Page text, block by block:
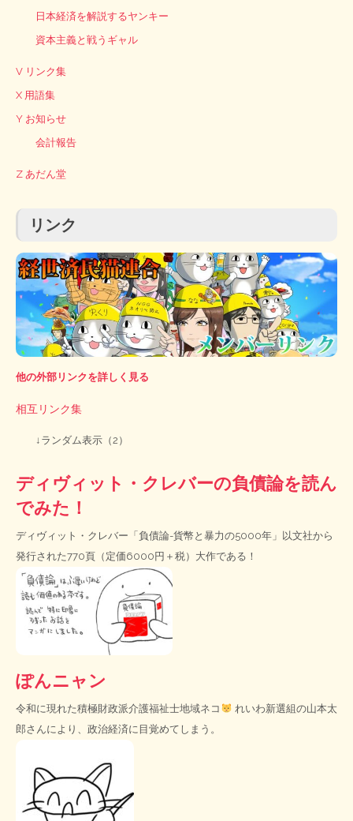
日本経済を解説するヤンキー
資本主義と戦うギャル
V リンク集
X 用語集
Y お知らせ
会計報告
Z あだん堂
リンク
他の外部リンクを詳しく見る
相互リンク集
↓ランダム表示（2）
ディヴィット・クレバーの負債論を読ん
でみた！
ディヴィット・クレバー「負債論-貨幣と暴力の5000年」以文社から
発行された770頁（定価6000円＋税）大作である！
ぽんニャン
令和に現れた積極財政派介護福祉士地域ネコ
れいわ新選組の山本太
郎さんにより、政治経済に目覚めてしまう。